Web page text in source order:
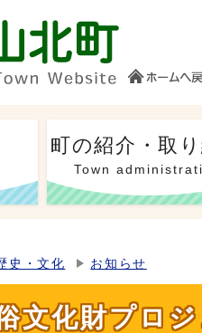
町の紹介・取
Town
史・文化 お知らせ
文化財プロ